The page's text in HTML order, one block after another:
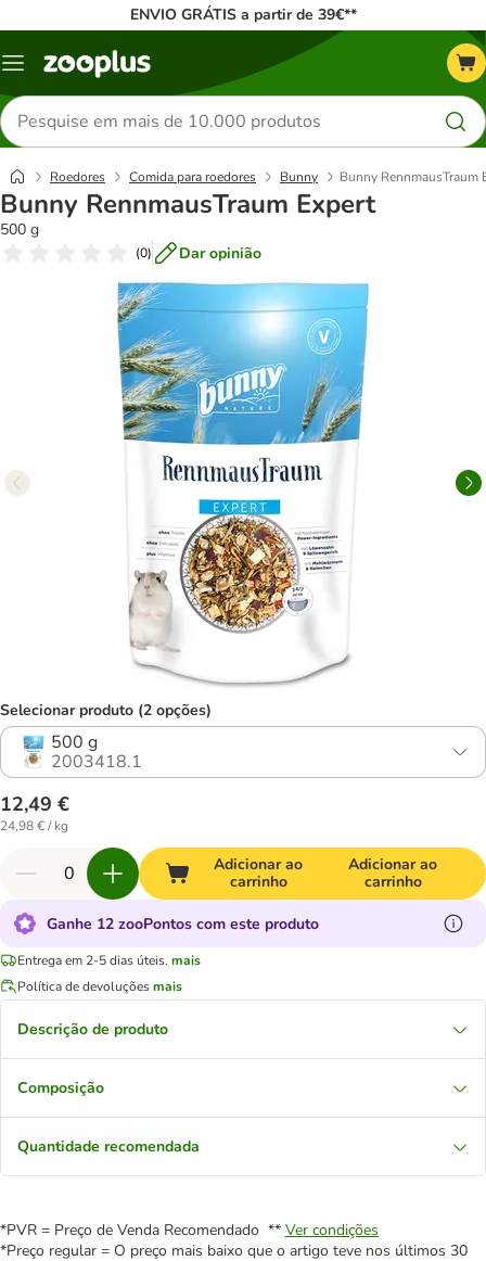
ENVIO GRÁTIS a partir de 39€**
Menu
Pesquisar
produtos
Roedores Comida para roedores Bunny Bunny RennmausTraum
Bunny RennmausTraum Expert
500 g
(0) Dar opinião
Selecionar produto (2 opções)
500 g
2003418.1
12,49 €
24,98 € / kg
Adicionar ao
carrinho
Adicionar ao
carrinho
Ganhe 12 zooPontos com este produto
Entrega em 2-5 dias úteis. mais
Política de devoluçõesmais
Descrição de produto
Composição
Quantidade recomendada
*PVR = Preço de Venda Recomendado ** Ver condições
*Preço regular = O preço mais baixo que o artigo teve nos últimos 30